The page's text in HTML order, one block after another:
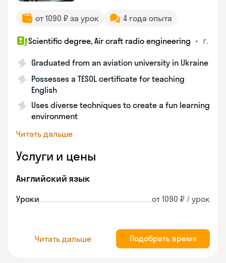
от 1090 ₽ за урок 4 года опыта
Scientific degree, Air craft radio engineering • г.
Graduated from an aviation university in Ukraine
Possesses a TESOL certificate for teaching
English
Uses diverse techniques to create a fun learning
environment
Читать дальше
Услуги и цены
Английский язык
Уроки от 1090 ₽ / урок
Читать дальше Подобрать время